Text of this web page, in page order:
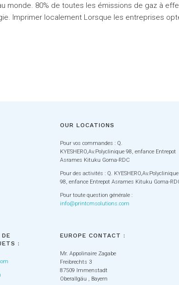
monde. 80% de toutes les émissions de gaz à
Imprimer localement Lorsque les entreprises
OUR LOCATIONS
Pour vos commandes : Q.
KYESHERO,Av.Polyclinique 98, enfance Entrepot
Asrames Kituku Goma-RDC
Pour des activités : Q. KYESHERO,Av.Polyclinique
98, enfance Entrepot Asrames Kituku Goma-
Pour toute question générale :
info@printcmsolutions.com
:
EUROPE CONTACT :
Mr. Appolinaire Zagabe
Freibrechts 3
87509 Immenstadt
Oberallgäu , Bayern